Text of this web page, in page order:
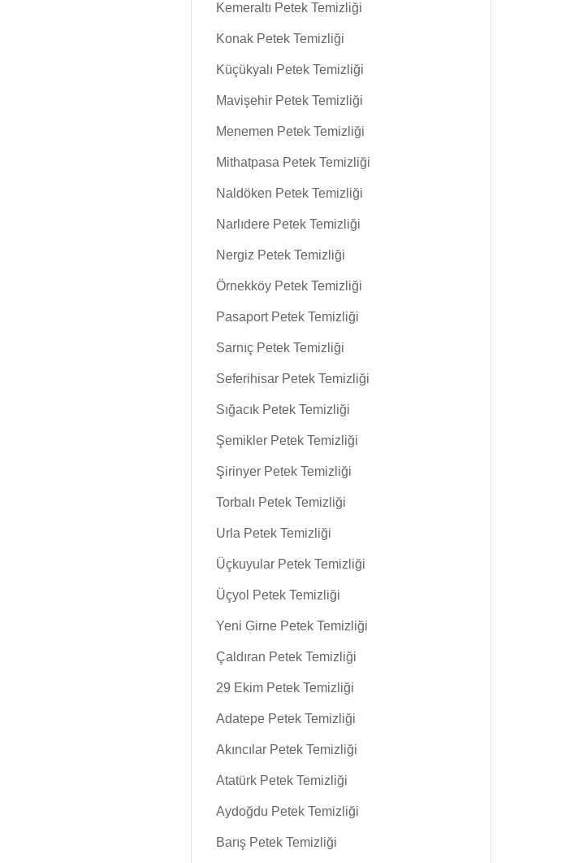
Kemeraltı Petek Temizliği
Konak Petek Temizliği
Küçükyalı Petek Temizliği
Mavişehir Petek Temizliği
Menemen Petek Temizliği
Mithatpasa Petek Temizliği
Naldöken Petek Temizliği
Narlıdere Petek Temizliği
Nergiz Petek Temizliği
Örnekköy Petek Temizliği
Pasaport Petek Temizliği
Sarnıç Petek Temizliği
Seferihisar Petek Temizliği
Sığacık Petek Temizliği
Şemikler Petek Temizliği
Şirinyer Petek Temizliği
Torbalı Petek Temizliği
Urla Petek Temizliği
Üçkuyular Petek Temizliği
Üçyol Petek Temizliği
Yeni Girne Petek Temizliği
Çaldıran Petek Temizliği
29 Ekim Petek Temizliği
Adatepe Petek Temizliği
Akıncılar Petek Temizliği
Atatürk Petek Temizliği
Aydoğdu Petek Temizliği
Barış Petek Temizliği